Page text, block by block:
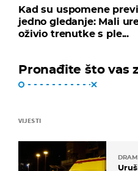
Kad su uspomene
jedno gledanje: Mali
oživio trenutke s ple...
Pronađite što vas
VIJESTI